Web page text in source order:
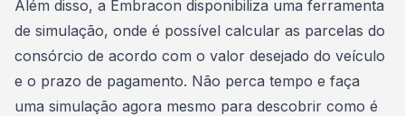
Além disso, a Embracon disponibiliza uma ferramenta
de simulação, onde é possível calcular as parcelas do
consórcio de acordo com o valor desejado do veículo
e o prazo de pagamento. Não perca tempo e faça
uma simulação agora mesmo para descobrir como é